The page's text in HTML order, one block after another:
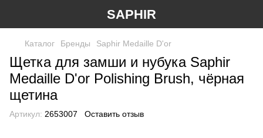
SAPHIR
Каталог Бренды Saphir Medaille D'or
Щетка для замши и нубука Saphir
Medaille D'or Polishing Brush, чёрная
щетина
Артикул: 2653007 Оставить отзыв